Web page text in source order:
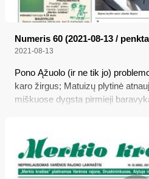
Numeris 60 (2021-08-13 /
2021-08-13
Pono Ąžuolo (ir ne tik jo)
karo žirgus; Matuizų plytinė
miškuose dygsta pirmieji